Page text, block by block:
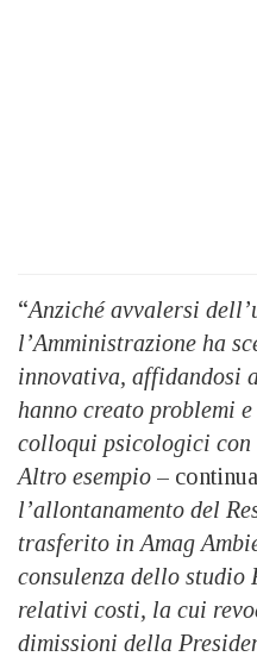
“Anziché avvalersi
l’Amministrazione ha
innovativa, affidandosi
hanno creato problemi
colloqui psicologici con
Altro esempio –
l’allontanamento del
trasferito in Amag
consulenza dello studio
relativi costi, la cui
dimissioni della